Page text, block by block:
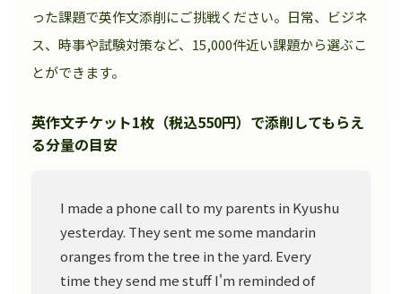
った課題で英作文添削にご挑戦ください。日常、ビジネ
ス、時事や試験対策など、15,000件近い課題から選ぶこ
とができます。
英作文チケット1枚（税込550円）で添削してもらえ
る分量の目安
I made a phone call to my parents in Kyushu
yesterday. They sent me some mandarin
oranges from the tree in the yard. Every
time they send me stuff I'm reminded of